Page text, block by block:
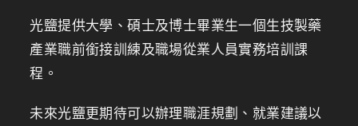
光鹽提供大學、碩士及博士畢業生一個生技製藥
產業職前銜接訓練及職場從業人員實務培訓課
程。
未來光鹽更期待可以辦理職涯規劃、就業建議以